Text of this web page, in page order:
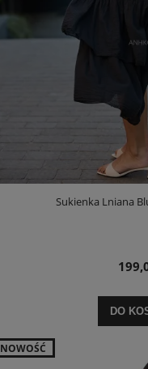
Sukienka Lniana
DO
NOWOŚĆ